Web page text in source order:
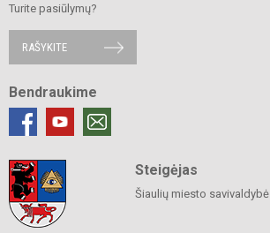
Turite pasiūlymų?
RAŠYKITE
Bendraukime
Steigėjas
Šiaulių miesto savivaldybė